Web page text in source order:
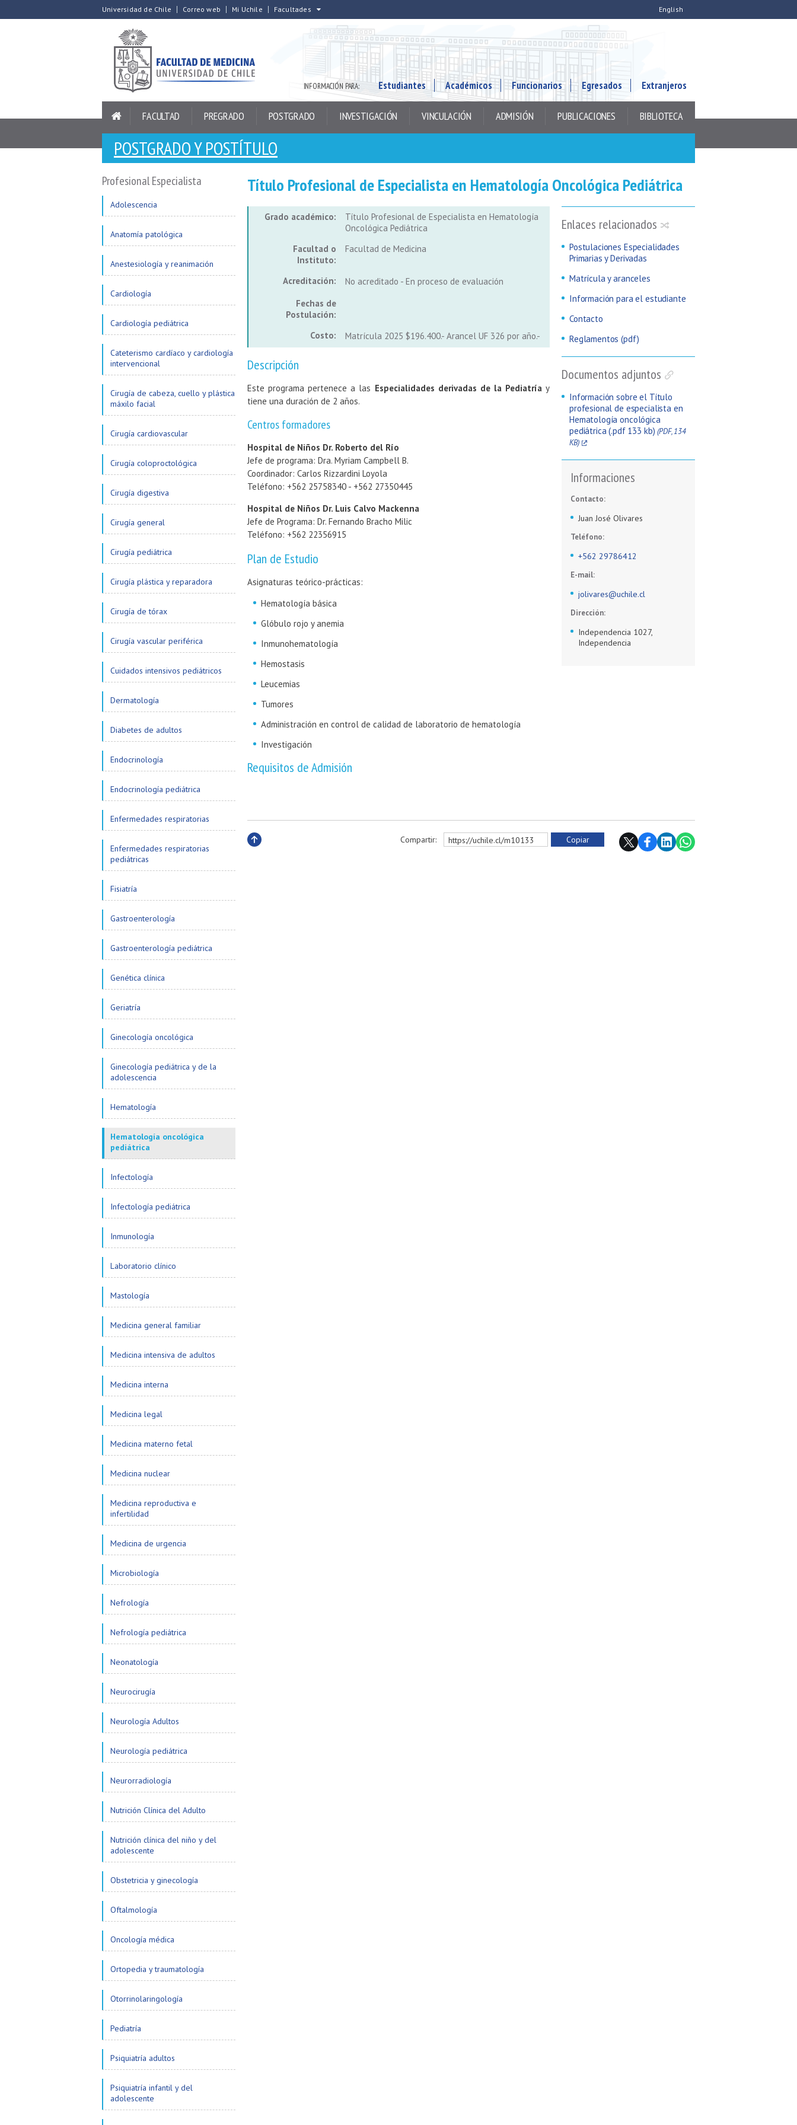
Universidad de Chile Correo web Mi Uchile Facultades English
INFORMACIÓN PARA: Estudiantes Académicos Funcionarios Egresados Extranjeros
FACULTAD PREGRADO POSTGRADO INVESTIGACIÓN VINCULACIÓN ADMISIÓN PUBLICACIONES BIBLIOTECA
POSTGRADO Y POSTÍTULO
Profesional Especialista
Adolescencia
Anatomía patológica
Anestesiología y reanimación
Cardiología
Cardiología pediátrica
Cateterismo cardíaco y cardiología
intervencional
Cirugía de cabeza, cuello y plástica
máxilo facial
Cirugía cardiovascular
Cirugía coloproctológica
Cirugía digestiva
Cirugía general
Cirugía pediátrica
Cirugía plástica y reparadora
Cirugía de tórax
Cirugía vascular periférica
Cuidados intensivos pediátricos
Dermatología
Diabetes de adultos
Endocrinología
Endocrinología pediátrica
Enfermedades respiratorias
Enfermedades respiratorias
pediátricas
Fisiatría
Gastroenterología
Gastroenterología pediátrica
Genética clínica
Geriatría
Ginecología oncológica
Ginecología pediátrica y de la
adolescencia
Hematología
Hematología oncológica
pediátrica
Infectología
Infectología pediátrica
Inmunología
Laboratorio clínico
Mastología
Medicina general familiar
Medicina intensiva de adultos
Medicina interna
Medicina legal
Medicina materno fetal
Medicina nuclear
Medicina reproductiva e
infertilidad
Medicina de urgencia
Microbiología
Nefrología
Nefrología pediátrica
Neonatología
Neurocirugía
Neurología Adultos
Neurología pediátrica
Neurorradiología
Nutrición Clínica del Adulto
Nutrición clínica del niño y del
adolescente
Obstetricia y ginecología
Oftalmología
Oncología médica
Ortopedia y traumatología
Otorrinolaringología
Pediatría
Psiquiatría adultos
Psiquiatría infantil y del
adolescente
Título Profesional de Especialista en Hematología Oncológica Pediátrica
Enlaces relacionados
Postulaciones Especialidades
Primarias y Derivadas
Matrícula y aranceles
Información para el estudiante
Contacto
Reglamentos (pdf)
Documentos adjuntos
Información sobre el Título
profesional de especialista en
Hematología oncológica
pediátrica (.pdf 133 kb)(PDF, 134
KB)
Informaciones
Contacto:
Juan José Olivares
Teléfono:
+562 29786412
E-mail:
jolivares@uchile.cl
Dirección:
Independencia 1027,
Independencia
Grado académico:
Título Profesional de Especialista en Hematología
Oncológica Pediátrica
Facultad o
Instituto:
Facultad de Medicina
Acreditación:
No acreditado - En proceso de evaluación
Fechas de
Postulación:
Costo:
Matrícula 2025 $196.400.- Arancel UF 326 por año.-
Descripción
Este programa pertenece a las Especialidades derivadas de la Pediatría y
tiene una duración de 2 años.
Centros formadores
Hospital de Niños Dr. Roberto del Río
Jefe de programa: Dra. Myriam Campbell B.
Coordinador: Carlos Rizzardini Loyola
Teléfono: +562 25758340 - +562 27350445
Hospital de Niños Dr. Luis Calvo Mackenna
Jefe de Programa: Dr. Fernando Bracho Milic
Teléfono: +562 22356915
Plan de Estudio
Asignaturas teórico-prácticas:
Hematología básica
Glóbulo rojo y anemia
Inmunohematología
Hemostasis
Leucemias
Tumores
Administración en control de calidad de laboratorio de hematología
Investigación
Requisitos de Admisión
Compartir: https://uchile.cl/m10133 Copiar